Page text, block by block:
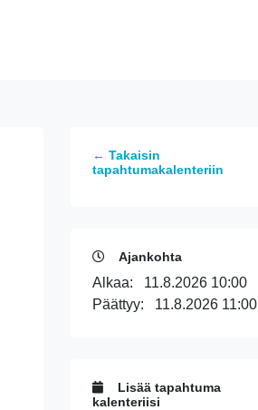
← Takaisin
tapahtumakalenteriin
Ajankohta
Alkaa: 11.8.2026 10:00
Päättyy: 11.8.2026 11:00
Lisää tapahtuma
kalenteriisi